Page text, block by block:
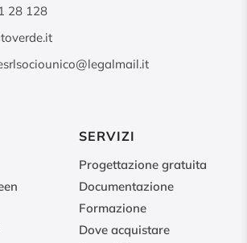
28 128
SERVIZI
Progettazione gratuita
Documentazione
Formazione
Dove acquistare